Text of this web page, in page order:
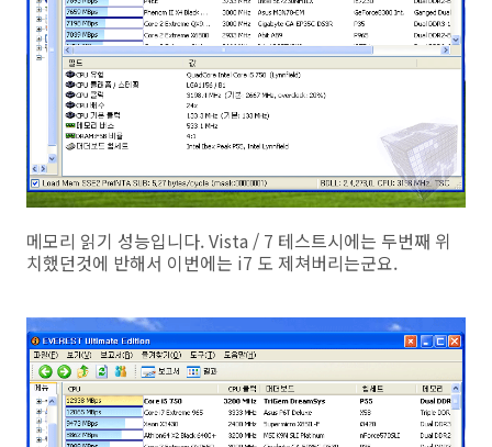
메모리 읽기 성능입니다. Vista / 7 테스트시에는 두번째 위
치했던것에 반해서 이번에는 i7 도 제쳐버리는군요.